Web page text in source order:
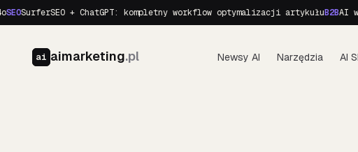
SurferSEO + ChatGPT: kompletny workflow optymalizacji artykułuB2BAI w
ai aimarketing.pl Newsy AI Narzędzia AI